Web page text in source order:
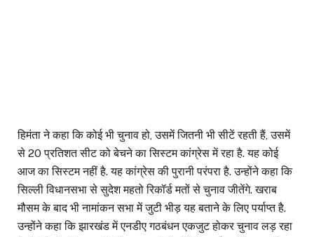
हिमंता ने कहा कि कोई भी चुनाव हो, उसमें जितनी भी सीटें रहती हैं, उसमें
से 20 प्रतिशत सीट को बेचने का सिस्टम कांग्रेस में रहा है. यह कोई
आज का सिस्टम नहीं है. यह कांग्रेस की पुरानी परंपरा है. उन्होंने कहा कि
सिल्ली विधानसभा से सुदेश महतो रिकॉर्ड मतों से चुनाव जीतेंगे. खराब
मौसम के बाद भी नामांकन सभा में जुटी भीड़ यह बताने के लिए पर्याप्त है.
उन्होंने कहा कि झारखंड में एनडीए गठबंधन एकजुट होकर चुनाव लड़ रहा